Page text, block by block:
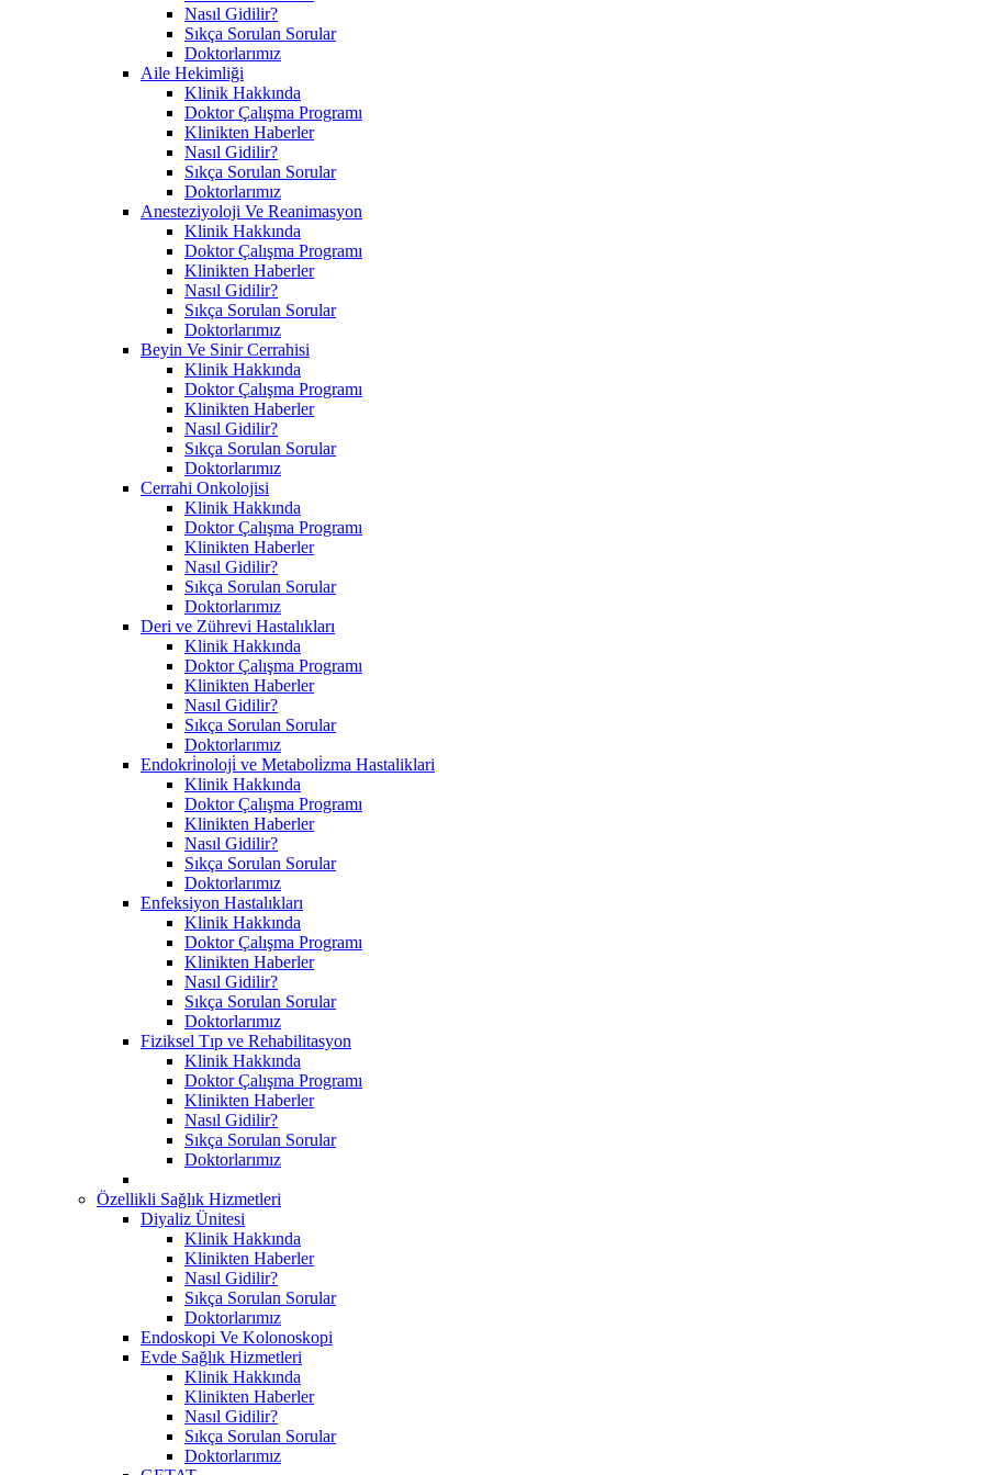
Nasıl Gidilir?
Sıkça Sorulan Sorular
Doktorlarımız
Aile Hekimliği
Klinik Hakkında
Doktor Çalışma Programı
Klinikten Haberler
Nasıl Gidilir?
Sıkça Sorulan Sorular
Doktorlarımız
Anesteziyoloji Ve Reanimasyon
Klinik Hakkında
Doktor Çalışma Programı
Klinikten Haberler
Nasıl Gidilir?
Sıkça Sorulan Sorular
Doktorlarımız
Beyin Ve Sinir Cerrahisi
Klinik Hakkında
Doktor Çalışma Programı
Klinikten Haberler
Nasıl Gidilir?
Sıkça Sorulan Sorular
Doktorlarımız
Cerrahi Onkolojisi
Klinik Hakkında
Doktor Çalışma Programı
Klinikten Haberler
Nasıl Gidilir?
Sıkça Sorulan Sorular
Doktorlarımız
Deri ve Zührevi Hastalıkları
Klinik Hakkında
Doktor Çalışma Programı
Klinikten Haberler
Nasıl Gidilir?
Sıkça Sorulan Sorular
Doktorlarımız
Endokri̇noloji̇ ve Metaboli̇zma Hastaliklari
Klinik Hakkında
Doktor Çalışma Programı
Klinikten Haberler
Nasıl Gidilir?
Sıkça Sorulan Sorular
Doktorlarımız
Enfeksiyon Hastalıkları
Klinik Hakkında
Doktor Çalışma Programı
Klinikten Haberler
Nasıl Gidilir?
Sıkça Sorulan Sorular
Doktorlarımız
Fiziksel Tıp ve Rehabilitasyon
Klinik Hakkında
Doktor Çalışma Programı
Klinikten Haberler
Nasıl Gidilir?
Sıkça Sorulan Sorular
Doktorlarımız
Özellikli Sağlık Hizmetleri
Diyaliz Ünitesi
Klinik Hakkında
Klinikten Haberler
Nasıl Gidilir?
Sıkça Sorulan Sorular
Doktorlarımız
Endoskopi Ve Kolonoskopi
Evde Sağlık Hizmetleri
Klinik Hakkında
Klinikten Haberler
Nasıl Gidilir?
Sıkça Sorulan Sorular
Doktorlarımız